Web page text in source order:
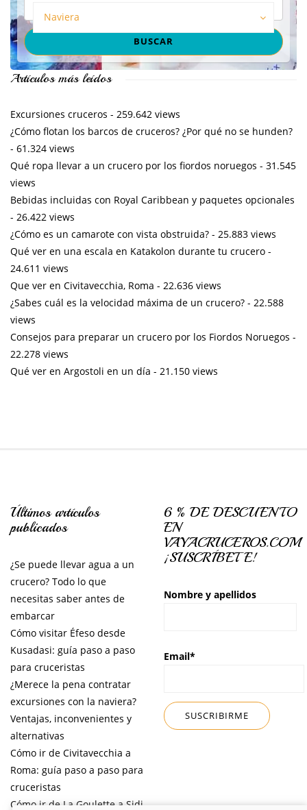
Naviera
Artículos más leídos
Excursiones cruceros - 259.642 views
¿Cómo flotan los barcos de cruceros? ¿Por qué no se hunden?
- 61.324 views
Qué ropa llevar a un crucero por los fiordos noruegos - 31.545
views
Bebidas incluidas con Royal Caribbean y paquetes opcionales
- 26.422 views
¿Cómo es un camarote con vista obstruida? - 25.883 views
Qué ver en una escala en Katakolon durante tu crucero -
24.611 views
Que ver en Civitavecchia, Roma - 22.636 views
¿Sabes cuál es la velocidad máxima de un crucero? - 22.588
views
Consejos para preparar un crucero por los Fiordos Noruegos -
22.278 views
Qué ver en Argostoli en un día - 21.150 views
Últimos artículos
publicados
¿Se puede llevar agua a un
crucero? Todo lo que
necesitas saber antes de
embarcar
Cómo visitar Éfeso desde
Kusadasi: guía paso a paso
para cruceristas
¿Merece la pena contratar
excursiones con la naviera?
Ventajas, inconvenientes y
alternativas
Cómo ir de Civitavecchia a
Roma: guía paso a paso para
cruceristas
Cómo ir de La Goulette a Sidi
6 % DE DESCUENTO
EN
VAYACRUCEROS.COM
¡SUSCRÍBETE!
Nombre y apellidos
Email*